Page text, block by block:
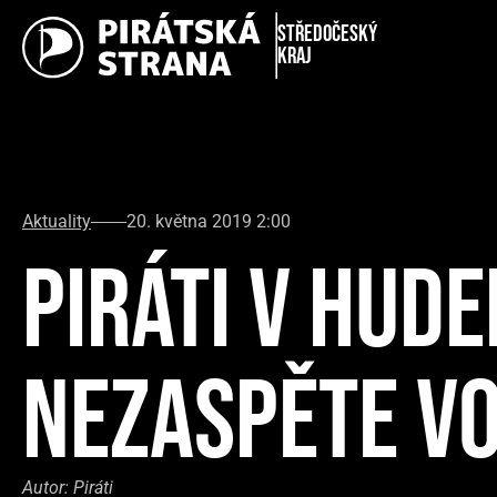
Středočeský
kraj
Aktuality 20. května 2019 2:00
PIRÁTI V
NEZASPĚTE
Autor: Piráti